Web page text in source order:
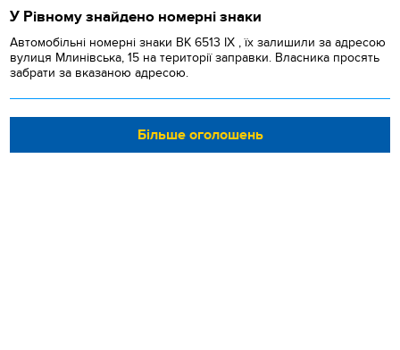
У Рівному знайдено номерні знаки
Автомобільні номерні знаки BK 6513 IX , їх залишили за адресою
вулиця Млинівська, 15 на території заправки. Власника просять
забрати за вказаною адресою.
Більше оголошень